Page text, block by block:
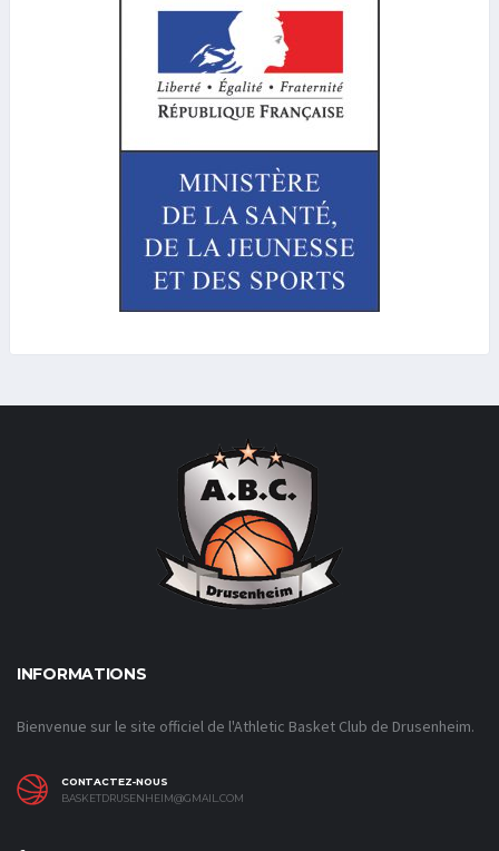
INFORMATIONS
Bienvenue sur le site officiel de l'Athletic Basket Club de Drusenheim.
CONTACTEZ-NOUS
BASKETDRUSENHEIM@GMAIL.COM